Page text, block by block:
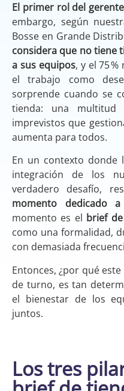
El primer rol del
embargo, según
Bosse en Grande
considera que no tiene
a sus equipos, y el 75
el trabajo como
sorprende cuando se
tienda: una multitud
imprevistos que
aumenta para todos.
En un contexto donde
integración de los
verdadero desafío,
momento dedicado
momento es el brief
como una formalidad,
con demasiada
Entonces, ¿por qué
de turno, es tan
el bienestar de los
juntos.
Los tres